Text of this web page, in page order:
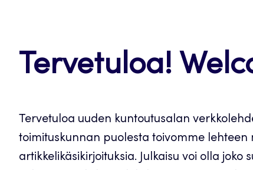
Tervetuloa!
Tervetuloa uuden kuntoutusalan
toimituskunnan puolesta toivomme lehteen
artikkelikäsikirjoituksia. Julkaisu voi olla